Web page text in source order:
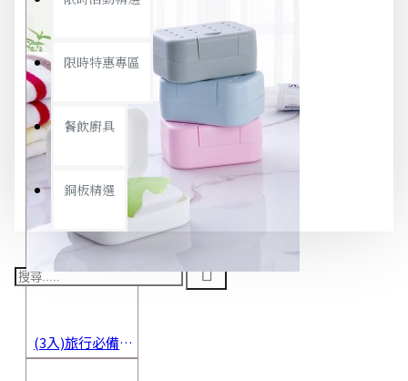
限時特惠專區
餐飲廚具
銅板精選
(3入)旅行必備密封香皂收納盒 方便攜帶防水海綿肥皂盒 香皂盒